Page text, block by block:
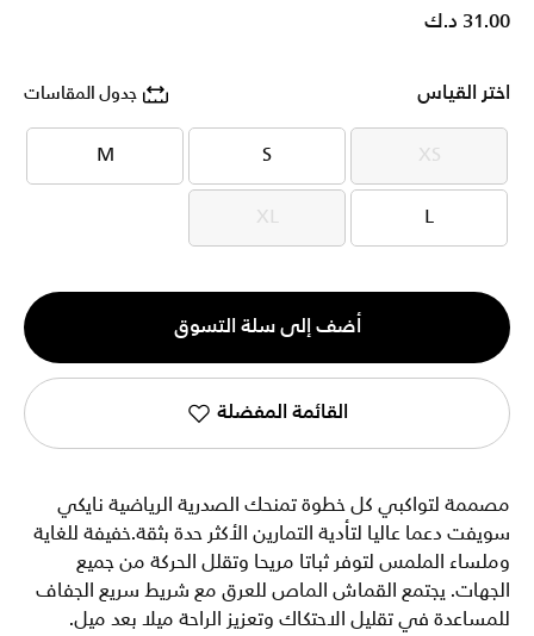
31.00 د.ك
اختر القياس جدول المقاسات
XS
XS
S
S
M
M
L
L
XL
XL
الكمية
1
أضف إلى سلة التسوق
القائمة المفضلة
مصممة لتواكبي كل خطوة تمنحك الصدرية الرياضية نايكي
سويفت دعما عاليا لتأدية التمارين الأكثر حدة بثقة.خفيفة للغاية
وملساء الملمس لتوفر ثباتا مريحا وتقلل الحركة من جميع
الجهات. يجتمع القماش الماص للعرق مع شريط سريع الجفاف
للمساعدة في تقليل الاحتكاك وتعزيز الراحة ميلا بعد ميل.